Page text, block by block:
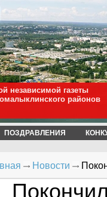
независимой газеты
районов
ПОЗДРАВЛЕНИЯ
Новости